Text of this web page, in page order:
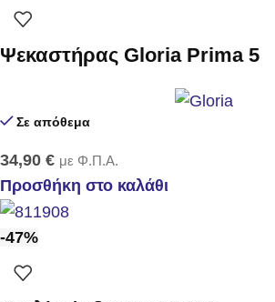
Ψεκαστήρας Gloria Prima 5
Σε απόθεμα
34,90 € με Φ.Π.Α.
Προσθήκη στο καλάθι
-47%